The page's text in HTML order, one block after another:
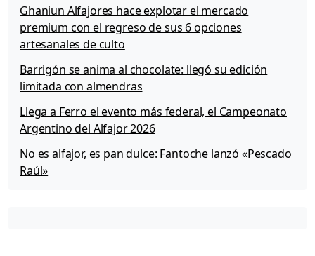
Ghaniun Alfajores hace explotar el mercado
premium con el regreso de sus 6 opciones
artesanales de culto
Barrigón se anima al chocolate: llegó su edición
limitada con almendras
Llega a Ferro el evento más federal, el Campeonato
Argentino del Alfajor 2026
No es alfajor, es pan dulce: Fantoche lanzó «Pescado
Raúl»